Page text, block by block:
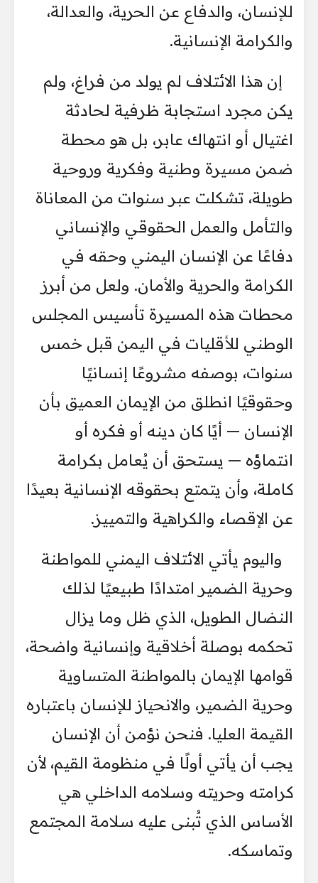
للإنسان، والدفاع عن الحرية، والعدالة،
والكرامة الإنسانية.
إن هذا الائتلاف لم يولد من فراغ، ولم
يكن مجرد استجابة ظرفية لحادثة
اغتيال أو انتهاك عابر، بل هو محطة
ضمن مسيرة وطنية وفكرية وروحية
طويلة، تشكلت عبر سنوات من المعاناة
والتأمل والعمل الحقوقي والإنساني
دفاعًا عن الإنسان اليمني وحقه في
الكرامة والحرية والأمان. ولعل من أبرز
محطات هذه المسيرة تأسيس المجلس
الوطني للأقليات في اليمن قبل خمس
سنوات، بوصفه مشروعًا إنسانيًا
وحقوقيًا انطلق من الإيمان العميق بأن
الإنسان — أيًا كان دينه أو فكره أو
انتماؤه — يستحق أن يُعامل بكرامة
كاملة، وأن يتمتع بحقوقه الإنسانية بعيدًا
عن الإقصاء والكراهية والتمييز.
واليوم يأتي الائتلاف اليمني للمواطنة
وحرية الضمير امتدادًا طبيعيًا لذلك
النضال الطويل، الذي ظل وما يزال
تحكمه بوصلة أخلاقية وإنسانية واضحة،
قوامها الإيمان بالمواطنة المتساوية
وحرية الضمير، والانحياز للإنسان باعتباره
القيمة العليا. فنحن نؤمن أن الإنسان
يجب أن يأتي أولًا في منظومة القيم، لأن
كرامته وحريته وسلامه الداخلي هي
الأساس الذي تُبنى عليه سلامة المجتمع
وتماسكه.